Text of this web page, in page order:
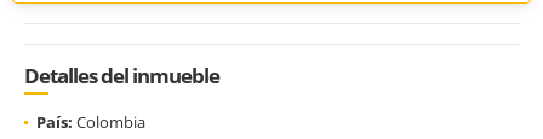
Detalles del inmueble
País: Colombia